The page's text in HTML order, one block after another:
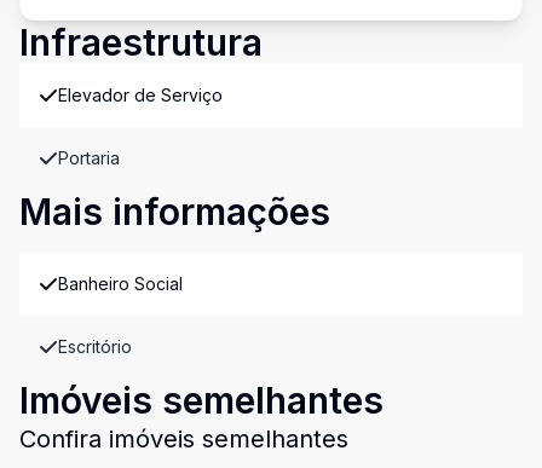
Infraestrutura
Elevador de Serviço
Portaria
Mais informações
Banheiro Social
Escritório
Imóveis semelhantes
Confira imóveis semelhantes